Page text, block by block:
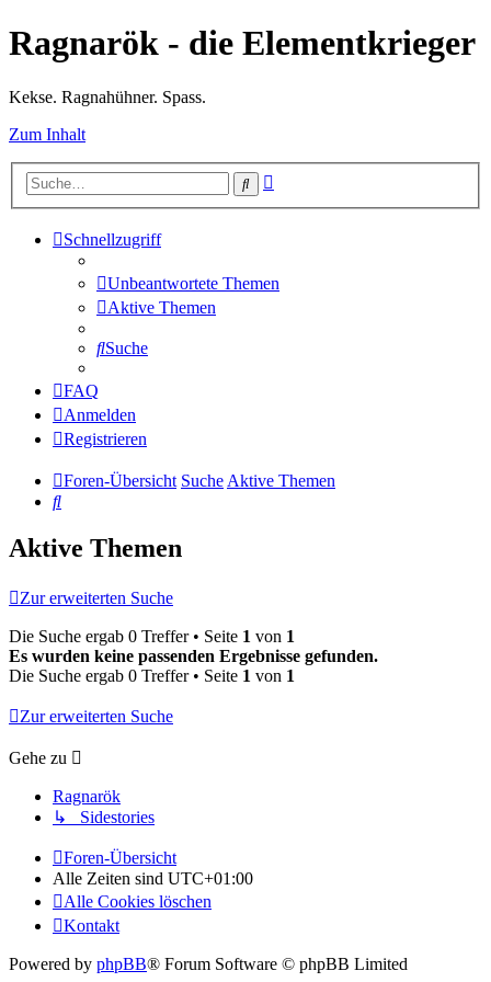
Ragnarök - die Elementkrieger
Kekse. Ragnahühner. Spass.
Zum Inhalt
Suche
Schnellzugriff
Unbeantwortete Themen
Aktive Themen
Suche
FAQ
Anmelden
Registrieren
Foren-Übersicht SucheAktive Themen
Suche
Aktive Themen
Zur erweiterten Suche
Die Suche ergab 0 Treffer • Seite 1 von 1
Es wurden keine passenden Ergebnisse gefunden.
Die Suche ergab 0 Treffer • Seite 1 von 1
Zur erweiterten Suche
Gehe zu
Ragnarök
↳ Sidestories
Foren-Übersicht
Alle Zeiten sind UTC+01:00
Alle Cookies löschen
Kontakt
Powered by phpBB® Forum Software © phpBB Limited